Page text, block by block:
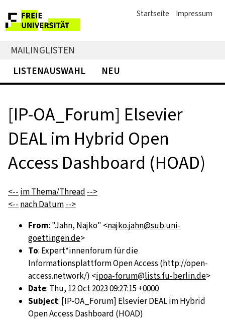
Startseite Impressum
MAILINGLISTEN
LISTENAUSWAHL
NEU
[IP-OA_Forum] Elsevier
DEAL im Hybrid Open
Access Dashboard (HOAD)
<-- im Thema/Thread -->
<-- nach Datum-->
From: "Jahn, Najko" <najko.jahn@sub.uni-
goettingen.de>
To: Expert*innenforum für die
Informationsplattform Open Access (http://open-
access.network/) <ipoa-forum@lists.fu-berlin.de>
Date: Thu, 12 Oct 2023 09:27:15 +0000
Subject: [IP-OA_Forum] Elsevier DEAL im Hybrid
Open Access Dashboard (HOAD)